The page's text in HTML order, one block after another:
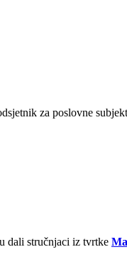
za poslovne
dali stručnjaci iz tvrtke